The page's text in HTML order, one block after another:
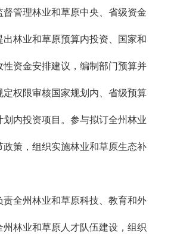
管理林业和草原中央、省级资金
出林业和草原预算内投资、国家和
性资金安排建议，编制部门预算并
定权限审核国家规划内、省级预算
划内投资项目。参与拟订全州林业
政策，组织实施林业和草原生态补
全州林业和草原科技、教育和外
州林业和草原人才队伍建设，组织